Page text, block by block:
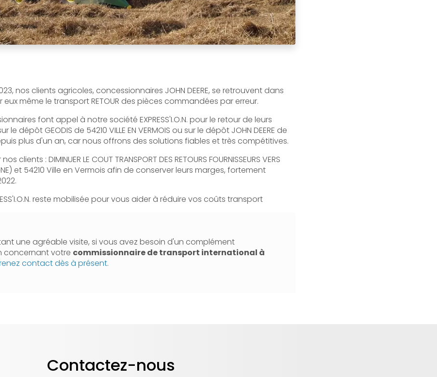
nos clients agricoles, concessionnaires JOHN DEERE, se retrouvent dans
même le transport RETOUR des pièces commandées par erreur.
font appel à notre société EXPRESS'I.O.N. pour le retour de leurs
dépôt GEODIS de 54210 VILLE EN VERMOIS ou sur le dépôt JOHN DEERE de
plus d'un an, car nous offrons des solutions fiables et très compétitives.
clients : DIMINUER LE COUT TRANSPORT DES RETOURS FOURNISSEURS VERS
et 54210 Ville en Vermois afin de conserver leurs marges, fortement
reste mobilisée pour vous aider à réduire vos coûts transport
une agréable visite, si vous avez besoin d'un complément
concernant votre commissionnaire de transport international à
contact dès à présent.
Contactez-nous